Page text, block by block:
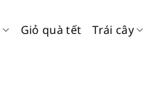
Giỏ quà tết Trái cây